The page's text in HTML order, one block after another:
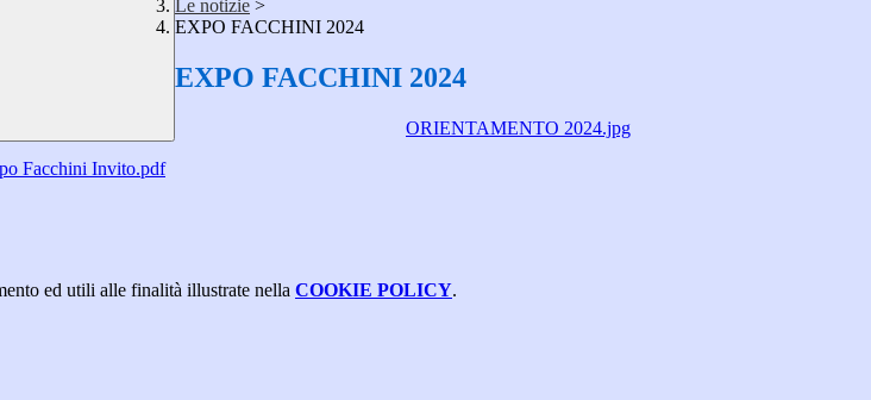
Le notizie >
EXPO FACCHINI 2024
EXPO FACCHINI 2024
ORIENTAMENTO 2024.jpg
Facchini Invito.pdf
ed utili alle finalità illustrate nella COOKIE POLICY.